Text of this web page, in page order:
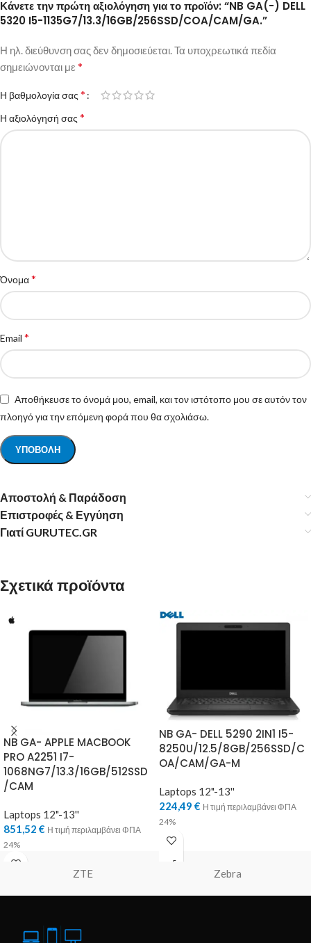
Κάνετε την πρώτη αξιολόγηση για το προϊόν: “NB GA(-) DELL
5320 I5-1135G7/13.3/16GB/256SSD/COA/CAM/GA.”
Η ηλ. διεύθυνση σας δεν δημοσιεύεται.Τα υποχρεωτικά πεδία
σημειώνονται με *
Η βαθμολογία σας *
Η αξιολόγησή σας *
Όνομα*
Email *
Αποθήκευσε το όνομά μου, email, και τον ιστότοπο μου σε αυτόν τον
πλοηγό για την επόμενη φορά που θα σχολιάσω.
Αποστολή & Παράδοση
Επιστροφές & Εγγύηση
Γιατί GURUTEC.GR
Σχετικά προϊόντα
NB GA- APPLE MACBOOK
PRO A2251 I7-
1068NG7/13.3/16GB/512SSD
/CAM
Laptops 12"-13''
851,52 € Η τιμή περιλαμβάνει ΦΠΑ
24%
NB GA- DELL 5290 2IN1 I5-
8250U/12.5/8GB/256SSD/C
OA/CAM/GA-M
Laptops 12"-13''
224,49 € Η τιμή περιλαμβάνει ΦΠΑ
24%
ZTE Zebra